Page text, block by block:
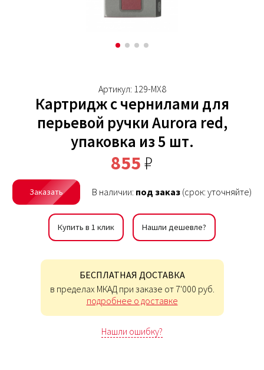
Артикул: 129-MX8
Картридж с чернилами для
перьевой ручки Aurora red,
упаковка из 5 шт.
855₽
Заказать В наличии: под заказ (срок: уточняйте)
Купить в 1 клик Нашли дешевле?
БЕСПЛАТНАЯ ДОСТАВКА
в пределах МКАД при заказе от 7'000 руб.
подробнее о доставке
Нашли ошибку?